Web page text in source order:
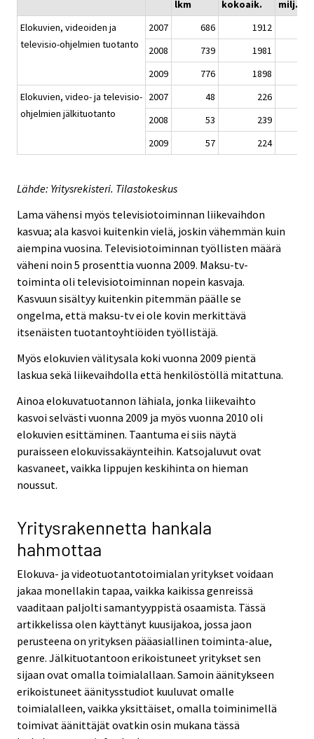
lkm
kokoaik.
milj.
Elokuvien, videoiden ja
televisio-ohjelmien tuotanto
2007 686 1912
2008
739 1981
2009
776 1898
Elokuvien, video- ja televisio-
ohjelmien jälkituotanto
2007 48
226
2008
53
239
2009
57 224
Lähde: Yritysrekisteri. Tilastokeskus
Lama vähensi myös televisiotoiminnan liikevaihdon
kasvua; ala kasvoi kuitenkin vielä, joskin vähemmän kuin
aiempina vuosina. Televisiotoiminnan työllisten määrä
väheni noin 5 prosenttia vuonna 2009. Maksu-tv-
toiminta oli televisiotoiminnan nopein kasvaja.
Kasvuun sisältyy kuitenkin pitemmän päälle se
ongelma, että maksu-tv ei ole kovin merkittävä
itsenäisten tuotantoyhtiöiden työllistäjä.
Myös elokuvien välitysala koki vuonna 2009 pientä
laskua sekä liikevaihdolla että henkilöstöllä mitattuna.
Ainoa elokuvatuotannon lähiala, jonka liikevaihto
kasvoi selvästi vuonna 2009 ja myös vuonna 2010 oli
elokuvien esittäminen. Taantuma ei siis näytä
puraisseen elokuvissakäynteihin. Katsojaluvut ovat
kasvaneet, vaikka lippujen keskihinta on hieman
noussut.
Yritysrakennetta hankala
hahmottaa
Elokuva- ja videotuotantotoimialan yritykset voidaan
jakaa monellakin tapaa, vaikka kaikissa genreissä
vaaditaan paljolti samantyyppistä osaamista. Tässä
artikkelissa olen käyttänyt kuusijakoa, jossa jaon
perusteena on yrityksen pääasiallinen toiminta-alue,
genre. Jälkituotantoon erikoistuneet yritykset sen
sijaan ovat omalla toimialallaan. Samoin äänitykseen
erikoistuneet äänitysstudiot kuuluvat omalle
toimialalleen, vaikka yksittäiset, omalla toiminimellä
toimivat äänittäjät ovatkin osin mukana tässä